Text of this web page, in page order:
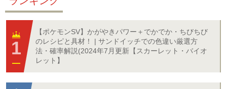
【ポケモンSV】かがやきパワー＋でかでか・ちびちび
のレシピと具材！ | サンドイッチでの色違い厳選方
法・確率解説(2024年7月更新【スカーレット・バイオ
レット】